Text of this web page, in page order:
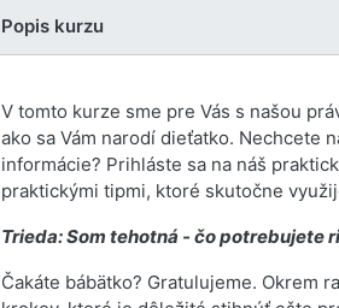
Popis kurzu
V tomto kurze sme pre Vás s našou
ako sa Vám narodí dieťatko. Nechcete
informácie? Prihláste sa na náš
praktickými tipmi, ktoré skutočne
Trieda: Som tehotná - čo potrebujete
Čakáte bábätko? Gratulujeme. Okrem